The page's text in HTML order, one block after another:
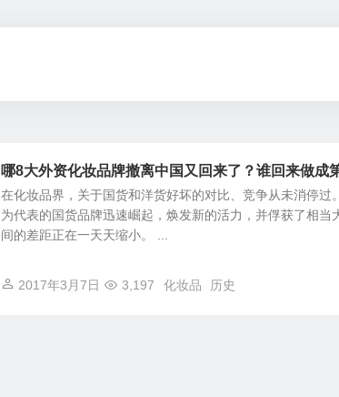
哪8大外资化妆品牌撤离中国又回来了？谁回来做成
在化妆品界，关于国货和洋货好坏的对比、竞争从未消停
为代表的国货品牌迅速崛起，焕发新的活力，并俘获了相当
间的差距正在一天天缩小。 ...
2017年3月7日 3,197 化妆品 历史